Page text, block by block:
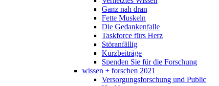
Ganz nah dran
Fette Muskeln
Die Gedankenfalle
Taskforce fürs Herz
Störanfällig
Kurzbeiträge
Spenden Sie für die Forschung
wissen + forschen 2021
Versorgungsforschung und Public